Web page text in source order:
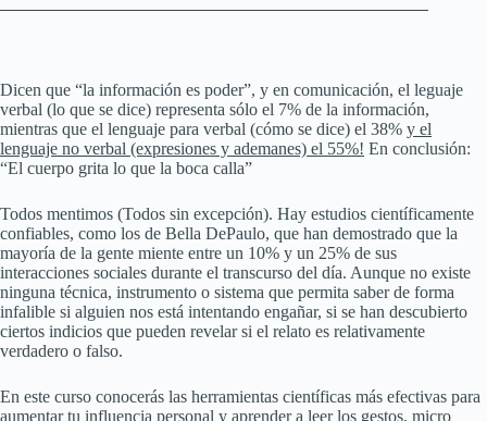
Dicen que “la información es poder”, y en comunicación, el leguaje
verbal (lo que se dice) representa sólo el 7% de la información,
mientras que el lenguaje para verbal (cómo se dice) el 38% y el
lenguaje no verbal (expresiones y ademanes) el 55%! En conclusión:
“El cuerpo grita lo que la boca calla”
Todos mentimos (Todos sin excepción). Hay estudios científicamente
confiables, como los de Bella DePaulo, que han demostrado que la
mayoría de la gente miente entre un 10% y un 25% de sus
interacciones sociales durante el transcurso del día. Aunque no existe
ninguna técnica, instrumento o sistema que permita saber de forma
infalible si alguien nos está intentando engañar, si se han descubierto
ciertos indicios que pueden revelar si el relato es relativamente
verdadero o falso.
En este curso conocerás las herramientas científicas más efectivas para
aumentar tu influencia personal y aprender a leer los gestos, micro